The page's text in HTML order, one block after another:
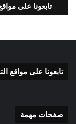
تابعونا على
تابعونا على مواقع
صفحات مهمة